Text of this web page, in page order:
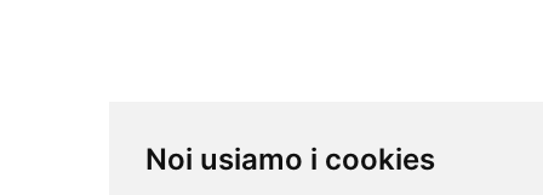
Noi usiamo i cookies